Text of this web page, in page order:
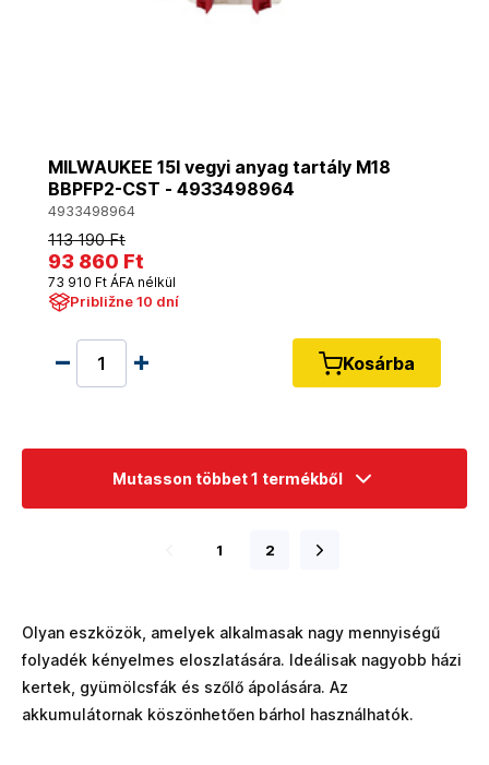
MILWAUKEE 15l vegyi anyag tartály M18
BBPFP2-CST - 4933498964
4933498964
113 190 Ft
93 860 Ft
73 910 Ft ÁFA nélkül
Približne 10 dní
Kosárba
Mutasson többet 1 termékből
1 2
Olyan eszközök, amelyek alkalmasak nagy mennyiségű
folyadék kényelmes eloszlatására. Ideálisak nagyobb házi
kertek, gyümölcsfák és szőlő ápolására. Az
akkumulátornak köszönhetően bárhol használhatók.